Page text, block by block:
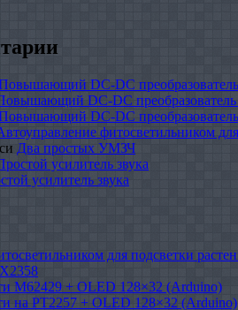
DC-DC
DC-DC
DC-DC
фитосветильником
Два простых УМЗЧ
усилитель звука
усилитель звука
для подсветки
M62429 + OLED 128×32 (Arduino)
на PT2257 + OLED 128×32 (Arduino)